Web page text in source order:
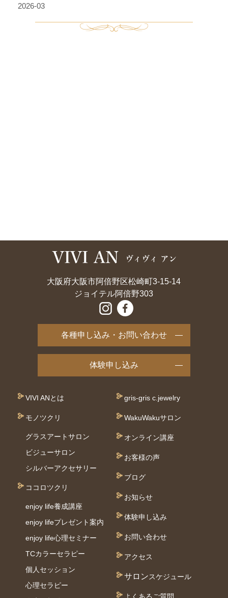
2026-03
大阪府大阪市阿倍野区松崎町3-15-14
ジョイテル阿倍野303
各種申し込み・お問い合わせ
体験申し込み
VIVI ANとは
モノツクリ
グラスアートサロン
ビジューサロン
シルバーアクセサリー
ココロツクリ
enjoy life養成講座
enjoy lifeプレゼント案内
enjoy life心理セミナー
TCカラーセラピー
個⼈セッション
⼼理セラピー
gris-gris c.jewelry
WakuWakuサロン
オンライン講座
お客様の声
ブログ
お知らせ
体験申し込み
お問い合わせ
アクセス
サロンスケジュール